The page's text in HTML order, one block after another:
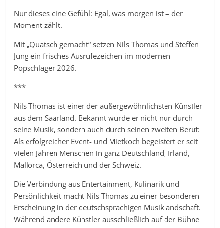
Nur dieses eine Gefühl: Egal, was morgen ist – der
Moment zählt.
Mit „Quatsch gemacht“ setzen Nils Thomas und Steffen
Jung ein frisches Ausrufezeichen im modernen
Popschlager 2026.
***
Nils Thomas ist einer der außergewöhnlichsten Künstler
aus dem Saarland. Bekannt wurde er nicht nur durch
seine Musik, sondern auch durch seinen zweiten Beruf:
Als erfolgreicher Event- und Mietkoch begeistert er seit
vielen Jahren Menschen in ganz Deutschland, Irland,
Mallorca, Österreich und der Schweiz.
Die Verbindung aus Entertainment, Kulinarik und
Persönlichkeit macht Nils Thomas zu einer besonderen
Erscheinung in der deutschsprachigen Musiklandschaft.
Während andere Künstler ausschließlich auf der Bühne